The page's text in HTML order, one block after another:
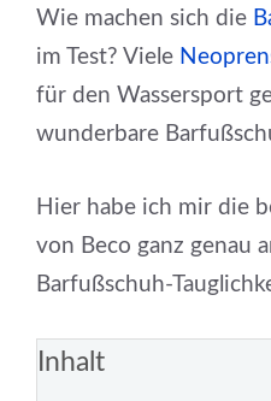
Wie machen sich die
im Test? Viele
für den Wassersport
wunderbare
Hier habe ich mir die
von Beco ganz genau
Barfußschuh-
Inhalt